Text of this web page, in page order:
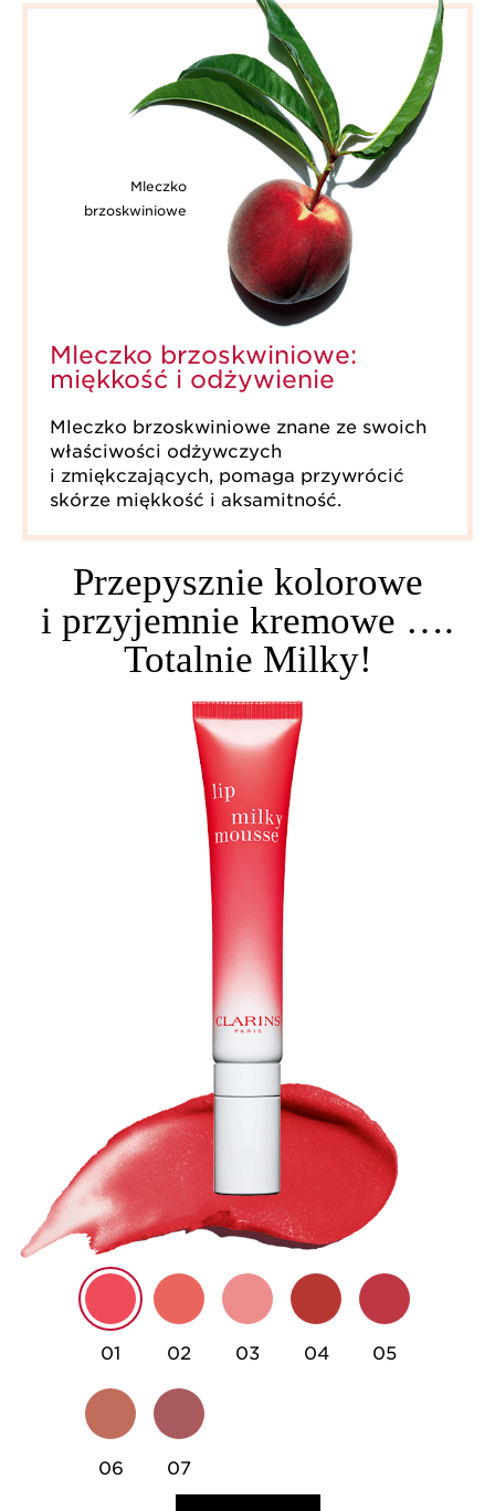
Mleczko
brzoskwiniowe
Mleczko brzoskwiniowe:
miękkość i odżywienie
Mleczko brzoskwiniowe znane ze swoich
właściwości odżywczych
i zmiękczających, pomaga przywrócić
skórze miękkość i aksamitność.
Przepysznie kolorowe
i przyjemnie kremowe ….
Totalnie Milky!
01 02 03 04 05
06 07